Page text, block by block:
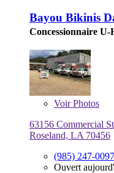
Bayou Bikinis
Concessionnaire U-
VoirPhotos
63156 Commercial St
Roseland, LA 70456
(985) 247-0097
Ouvert